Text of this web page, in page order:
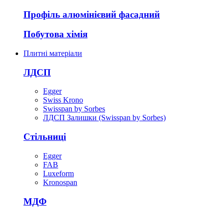
Профіль алюмінієвий фасадний
Побутова хімія
Плитні матеріали
ЛДСП
Egger
Swiss Krono
Swisspan by Sorbes
ЛДСП Залишки (Swisspan by Sorbes)
Стільниці
Egger
FAB
Luxeform
Kronospan
МДФ